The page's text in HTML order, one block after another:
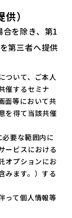
）
を除き、第1
第三者へ提供
ついて、ご本人
催するセミナ
面等において共
を得て当該共催
要な範囲内に
ービスにおける
オプションにお
みます。）する
って個人情報等